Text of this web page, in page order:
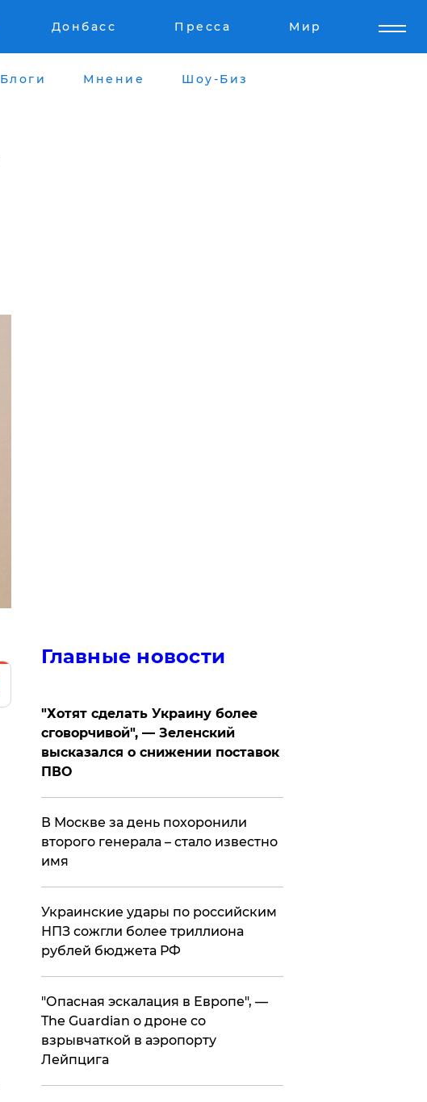
Донбасс Пресса Мир
Блоги Мнение Шоу-Биз
Главные новости
​"Хотят сделать Украину более
сговорчивой", — Зеленский
высказался о снижении поставок
ПВО
В Москве за день похоронили
второго генерала – стало известно
имя
Украинские удары по российским
НПЗ сожгли более триллиона
рублей бюджета РФ
"Опасная эскалация в Европе", —
The Guardian о дроне со
взрывчаткой в аэропорту
Лейпцига